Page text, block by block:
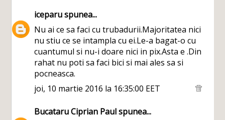
iceparuspunea...
Nu ai ce sa faci cu trubadurii.Majoritatea nici
nu stiu ce se intampla cu ei.Le-a bagat-o cu
cuantumul si nu-i doare nici in pix.Asta e .Din
rahat nu poti sa faci bici si mai ales sa si
pocneasca.
joi, 10 martie 2016 la 16:35:00 EET
Bucataru Ciprian Paulspunea...